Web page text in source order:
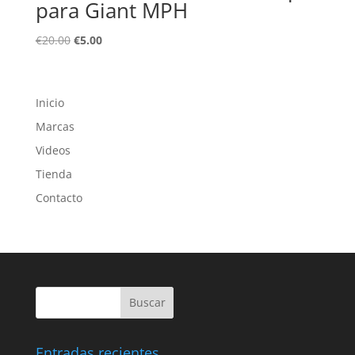
para Giant MPH
€20.00 El
€5.00El
Inicio
Marcas
Videos
Tienda
Contacto